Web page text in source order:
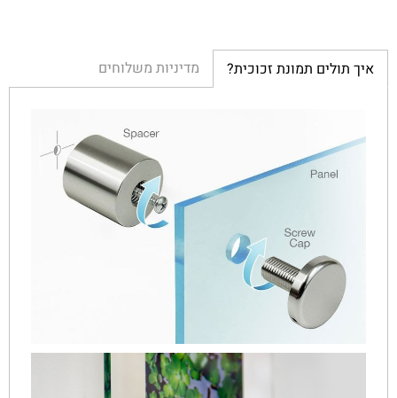
איך תולים תמונת זכוכית? מדיניות משלוחים